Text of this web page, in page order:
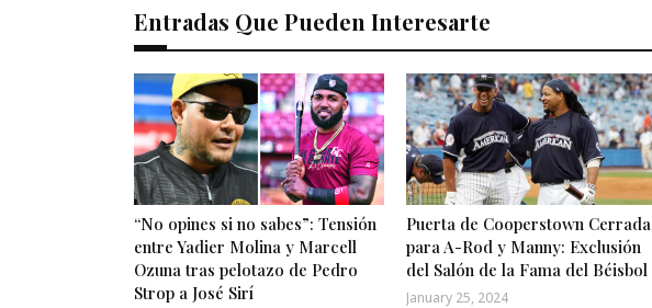
Entradas Que Pueden Interesarte
“No opines si no sabes”: Tensión
entre Yadier Molina y Marcell
Ozuna tras pelotazo de Pedro
Strop a José Sirí
Puerta de Cooperstown Cerrada
para A-Rod y Manny: Exclusión
del Salón de la Fama del Béisbol
January 25, 2024